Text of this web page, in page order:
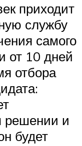
приходит
службу
самого
от 10 дней
отбора
решении и
будет